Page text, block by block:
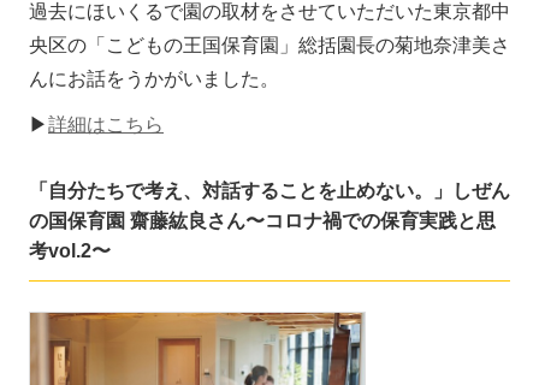
過去にほいくるで園の取材をさせていただいた東京都中
央区の「こどもの王国保育園」総括園長の菊地奈津美さ
んにお話をうかがいました。
▶詳細はこちら
「自分たちで考え、対話することを止めない。」しぜん
の国保育園 齋藤紘良さん〜コロナ禍での保育実践と思
考vol.2〜